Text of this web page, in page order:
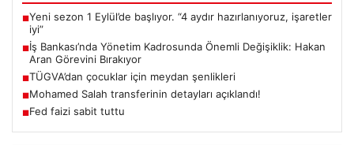
■Yeni sezon 1 Eylül’de başlıyor. “4 aydır hazırlanıyoruz, işaretler
iyi”
■İş Bankası’nda Yönetim Kadrosunda Önemli Değişiklik: Hakan
Aran Görevini Bırakıyor
■TÜGVA’dan çocuklar için meydan şenlikleri
■Mohamed Salah transferinin detayları açıklandı!
■Fed faizi sabit tuttu